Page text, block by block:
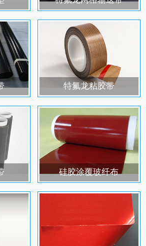
特氟龙粘胶带
硅胶涂覆玻纤布